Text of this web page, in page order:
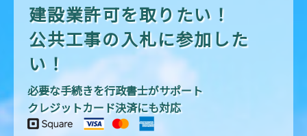
建設業許可を取りたい！
公共工事の入札に参加した
い！
必要な手続きを行政書士がサポート
クレジットカード決済にも対応